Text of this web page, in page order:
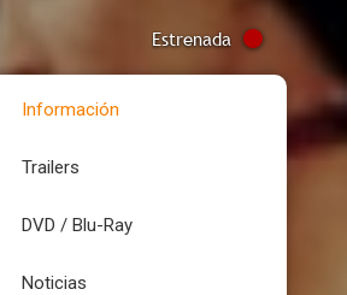
Estrenada
Información
Trailers
DVD / Blu-Ray
Noticias